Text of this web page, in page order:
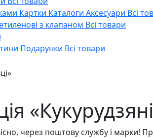
Картки Каталоги Аксесуари Всі
з клапаном Всі товари
Подарунки Всі товари
через поштову службу і марки!